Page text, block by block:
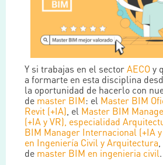
Y si trabajas en el sectorAECOy
a formarte en esta disciplina
la oportunidad de hacerlo con
de master BIM: el Master BIM
Revit (+IA) , el Master BIM
(+IA y VR), especialidad
BIM Manager Internacional (+IA
en Ingeniería Civil y Arquitectura
de master BIM en ingenieria civil.